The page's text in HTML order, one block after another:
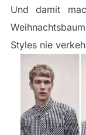
Und damit
Styles nie